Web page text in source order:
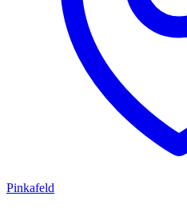
Pinkafeld